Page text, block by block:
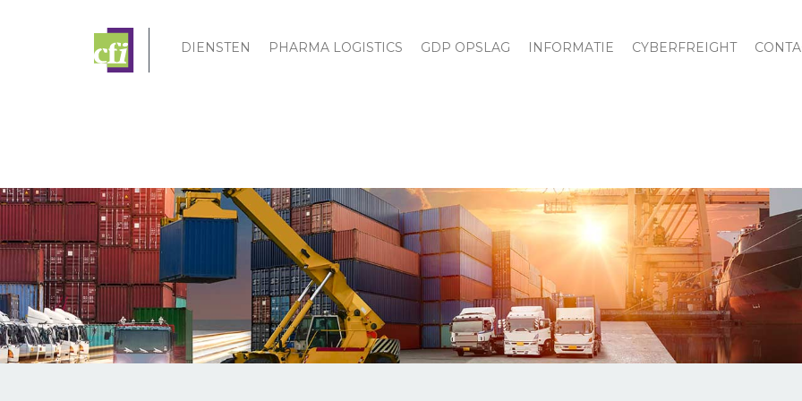
DIENSTEN PHARMA LOGISTICS GDP OPSLAG INFORMATIE CYBERFREIGHT